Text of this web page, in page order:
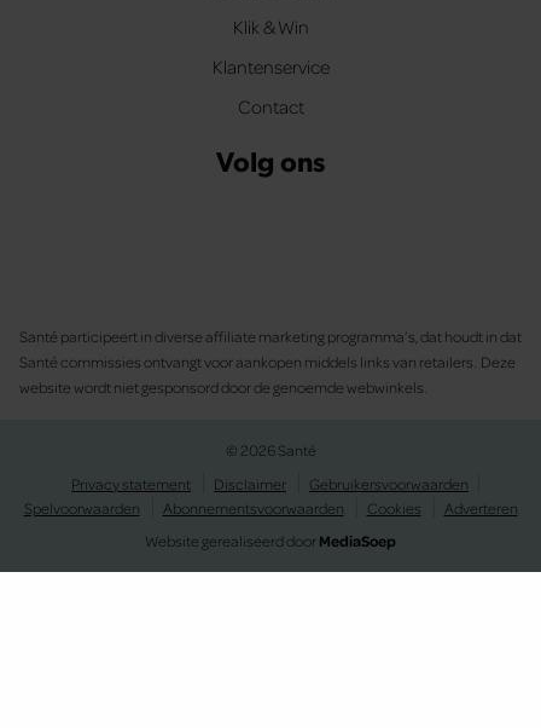
Klik & Win
Klantenservice
Contact
Volg ons
Santé participeert in diverse affiliate marketing programma’s, dat houdt in dat
Santé commissies ontvangt voor aankopen middels links van retailers. Deze
website wordt niet gesponsord door de genoemde webwinkels.
© 2026 Santé
Privacy statement
Disclaimer
Gebruikersvoorwaarden
Spelvoorwaarden
Abonnementsvoorwaarden Cookies
Adverteren
Website gerealiseerd doorMediaSoep